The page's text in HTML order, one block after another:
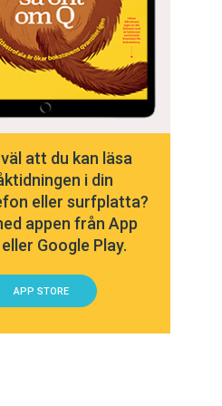
att du kan läsa
i din
eller surfplatta?
appen från App
Google Play.
APP STORE